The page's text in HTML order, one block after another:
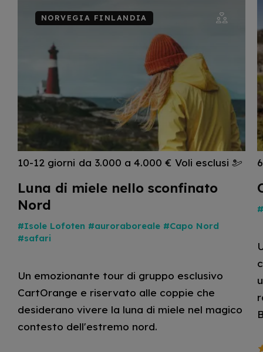
NORVEGIA FINLANDIA
10-12 giorni da 3.000 a 4.000 € Voli esclusi
Luna di miele nello sconfinato
Nord
#Isole Lofoten #auroraboreale #Capo Nord
#safari
Un emozionante tour di gruppo esclusivo
CartOrange e riservato alle coppie che
desiderano vivere la luna di miele nel magico
contesto dell'estremo nord.